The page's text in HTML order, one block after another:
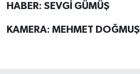
HABER: SEVGİ GÜMÜŞ
KAMERA: MEHMET DOĞMUŞ